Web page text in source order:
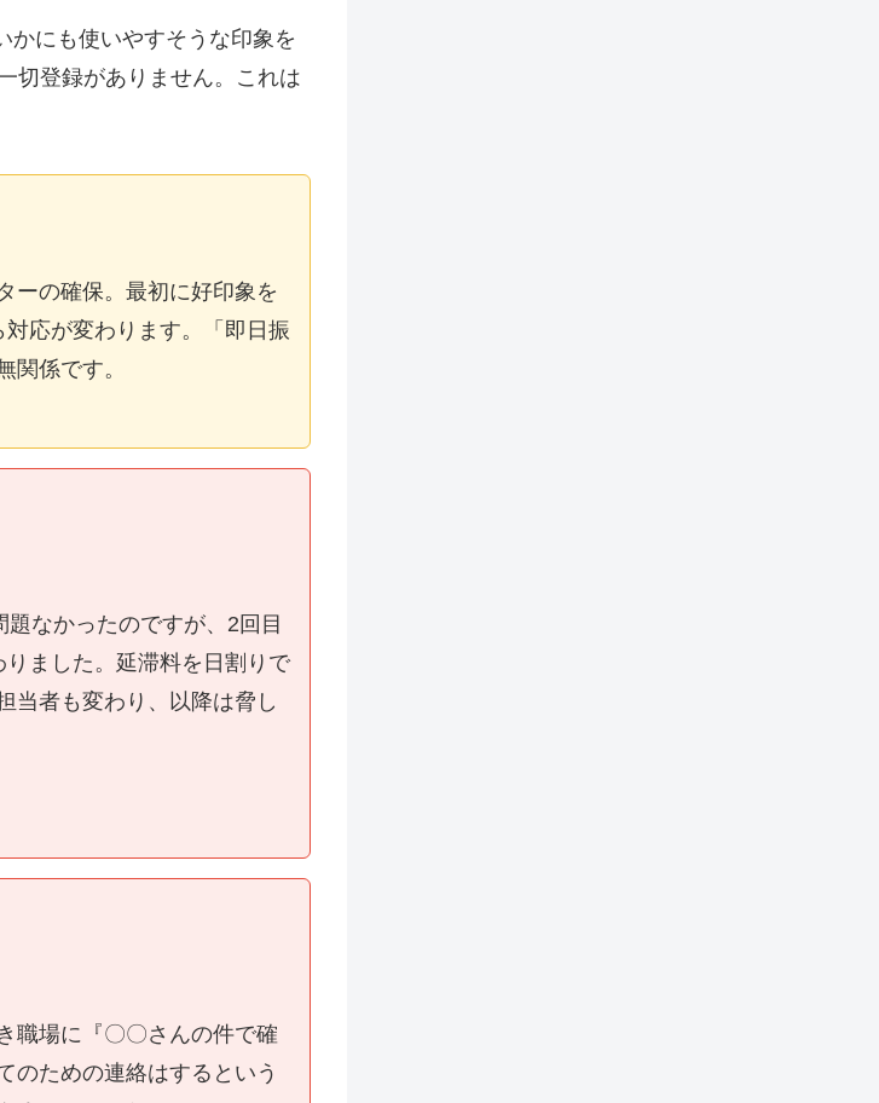
かにも使いやすそうな印象を
切登録がありません。これは
ーの確保。最初に好印象を
応が変わります。「即日振
関係です。
なかったのですが、2回目
ました。延滞料を日割りで
当者も変わり、以降は脅し
職場に『〇〇さんの件で確
のための連絡はするという